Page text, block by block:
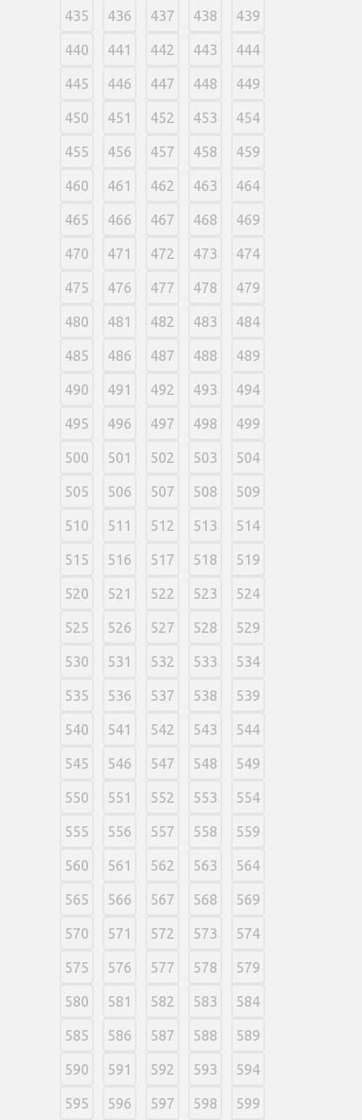
435 436 437 438 439
440 441 442 443 444
445 446 447 448 449
450 451 452 453 454
455 456 457 458 459
460 461 462 463 464
465 466 467 468 469
470 471 472 473 474
475 476 477 478 479
480 481 482 483 484
485 486 487 488 489
490 491 492 493 494
495 496 497 498 499
500 501 502 503 504
505 506 507 508 509
510 511 512 513 514
515 516 517 518 519
520 521 522 523 524
525 526 527 528 529
530 531 532 533 534
535 536 537 538 539
540 541 542 543 544
545 546 547 548 549
550 551 552 553 554
555 556 557 558 559
560 561 562 563 564
565 566 567 568 569
570 571 572 573 574
575 576 577 578 579
580 581 582 583 584
585 586 587 588 589
590 591 592 593 594
595 596 597 598 599